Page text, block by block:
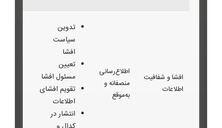
افشا و شفافیت
اطلاعات
اطلاع‌رسانی
منصفانه و
به‌موقع
تدوین
سیاست
افشا
تعیین
مسئول افشا
تقویم افشای
اطلاعات
انتشار در